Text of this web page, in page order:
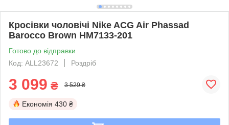
Кросівки чоловічі Nike ACG Air Phassad
Barocco Brown HM7133-201
Готово до відправки
Код: ALL23672
Роздріб
3 099 ₴ 3 529 ₴
Економія 430 ₴